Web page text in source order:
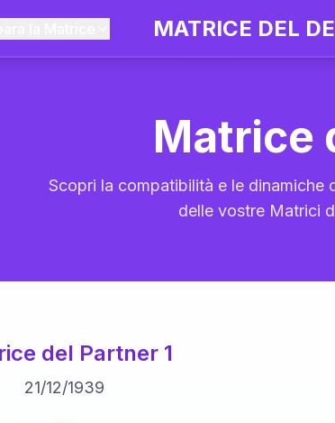
MATRICE DEL
Matrice
Scopri la compatibilità e le dinamiche
delle vostre Matrici
del Partner 1
21/12/1939